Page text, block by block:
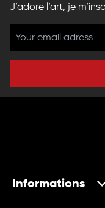
J’adore l’art, je
Informations